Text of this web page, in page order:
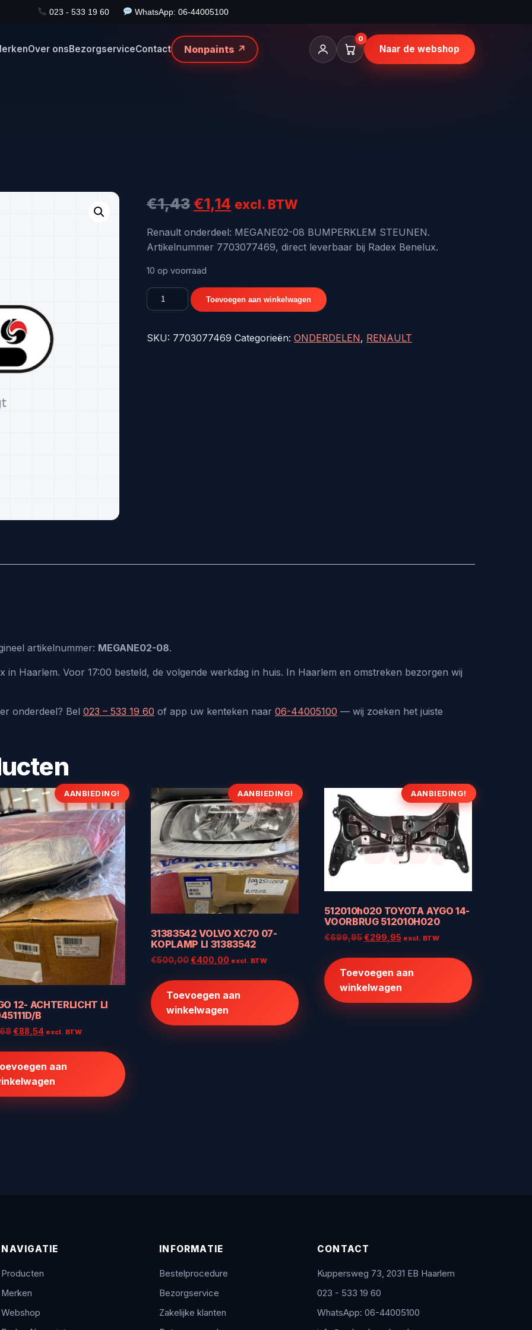
023 - 533 19 60 WhatsApp: 06-44005100
Over onsBezorgserviceContact Nonpaints ↗
0
Naar de webshop
€1,43Oorspronkelijke
prijs
was:
€1,43.
€1,14 Huidige
prijs
is:
excl. BTW
Renault onderdeel: MEGANE02-08 BUMPERKLEM STEUNEN.
Artikelnummer 7703077469, direct leverbaar bij Radex Benelux.
10 op voorraad
MEGANE02-
08
STEUNEN
Toevoegen aan winkelwagen
SKU: 7703077469 Categorieën:ONDERDELEN, RENAULT
artikelnummer: MEGANE02-08.
in Haarlem. Voor 17:00 besteld, de volgende werkdag in huis. In Haarlem en omstreken bezorgen wij
onderdeel? Bel 023 – 533 19 60 of app uw kenteken naar 06-44005100 — wij zoeken het juiste
AANBIEDING!
12- ACHTERLICHT LI
B
Oorspronkelijke
€110,68.
€88,54 Huidige
€88,54.
excl. BTW
aan
AANBIEDING!
31383542 VOLVO XC70 07-
KOPLAMP LI 31383542
€500,00Oorspronkelijke
€500,00.
€400,00 Huidige
€400,00.
excl. BTW
Toevoegen aan
winkelwagen
AANBIEDING!
512010h020 TOYOTA AYGO 14-
VOORBRUG 512010H020
€699,95Oorspronkelijke
€699,95.
€299,95 Huidige
€299,95.
excl. BTW
Toevoegen aan
winkelwagen
NAVIGATIE
Producten
Merken
Webshop
INFORMATIE
Bestelprocedure
Bezorgservice
Zakelijke klanten
CONTACT
Kuppersweg 73, 2031 EB Haarlem
023 - 533 19 60
WhatsApp: 06-44005100